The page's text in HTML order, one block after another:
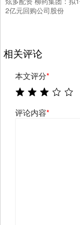
2亿元回购公司股份
相关评论
本文评分*
评论内容*